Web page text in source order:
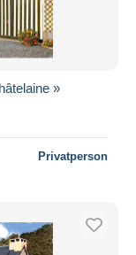
»
Privatperson